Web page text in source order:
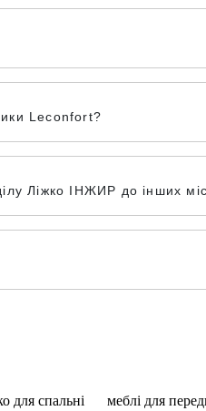
Leconfort?
Ліжко ІНЖИР до інших
для спальні меблі для